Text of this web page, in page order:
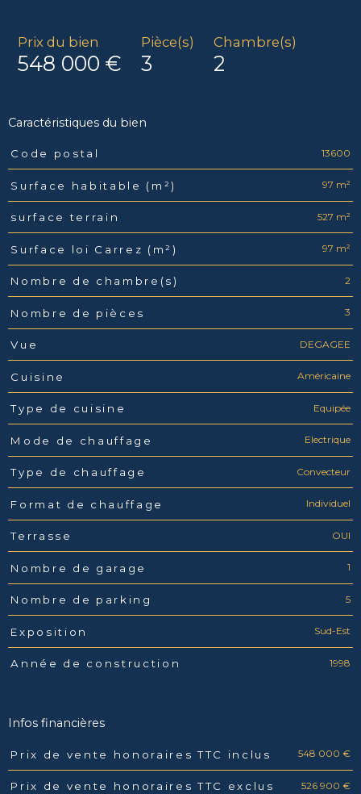
Prix du bien
548 000 €
Pièce(s)
3
Chambre(s)
2
Caractéristiques du bien
Caractéristiques
Code postal 13600
Surface habitable (m²) 97 m²
surface terrain 527 m²
Surface loi Carrez (m²) 97 m²
Nombre de chambre(s) 2
Nombre de pièces 3
Vue DEGAGEE
Cuisine Américaine
Type de cuisine Equipée
Mode de chauffage Electrique
Type de chauffage Convecteur
Format de chauffage Individuel
Terrasse OUI
Nombre de garage 1
Nombre de parking 5
Exposition Sud-Est
Année de construction 1998
Infos financières
Caractéristiques Valeurs
Prix de vente honoraires TTC inclus 548 000 €
Prix de vente honoraires TTC exclus 526 900 €